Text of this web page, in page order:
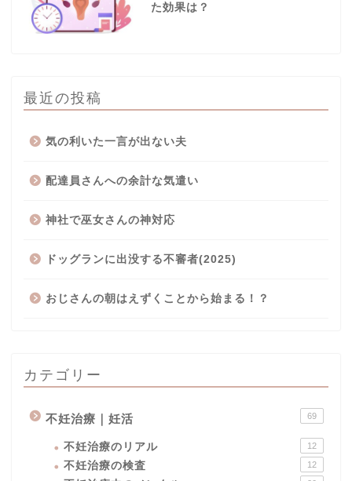
た効果は？
最近の投稿
気の利いた一言が出ない夫
配達員さんへの余計な気遣い
神社で巫女さんの神対応
ドッグランに出没する不審者(2025)
おじさんの朝はえずくことから始まる！？
カテゴリー
不妊治療｜妊活 69
不妊治療のリアル 12
不妊治療の検査 12